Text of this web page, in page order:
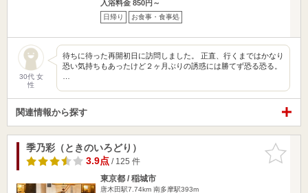
入浴料金 850円～
日帰り お食事・食事処
30代 女
性
待ちに待った再開初日に訪問しました。 正直、行くまではかなり
恐い気持ちもあったけど２ヶ月ぶりの誘惑には勝てず恐る恐る。
関連情報から探す
お気に入
りに追加
季乃彩（ときのいろどり）
3.9点/ 125 件
東京都 / 稲城市
唐木田駅7.74km 南多摩駅393m